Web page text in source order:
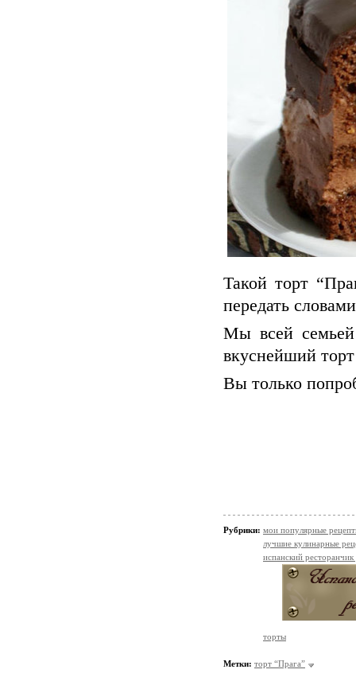
Такой торт
передать
Мы всей семьей
вкуснейший
Вы только
Рубрики: мои популярные
лучшие кулинарные
испанский
торты
Метки: торт “Прага”